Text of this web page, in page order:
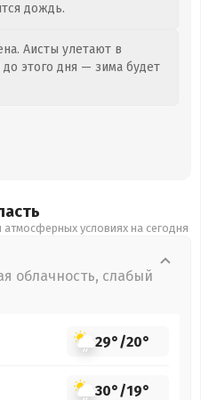
дождь.
Аисты улетают в
этого дня — зима будет
условиях на сегодня
облачность, слабый
29°/20°
30°/19°